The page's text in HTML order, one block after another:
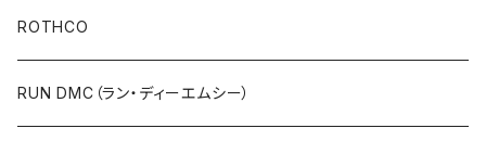
キャップ
ニットキャップ / ビーニー
ニットキャップ / ビーニー
キャップ
マフラー / ストール
シューズ
ROTHCO
RUN DMC（ラン・ディーエムシー）